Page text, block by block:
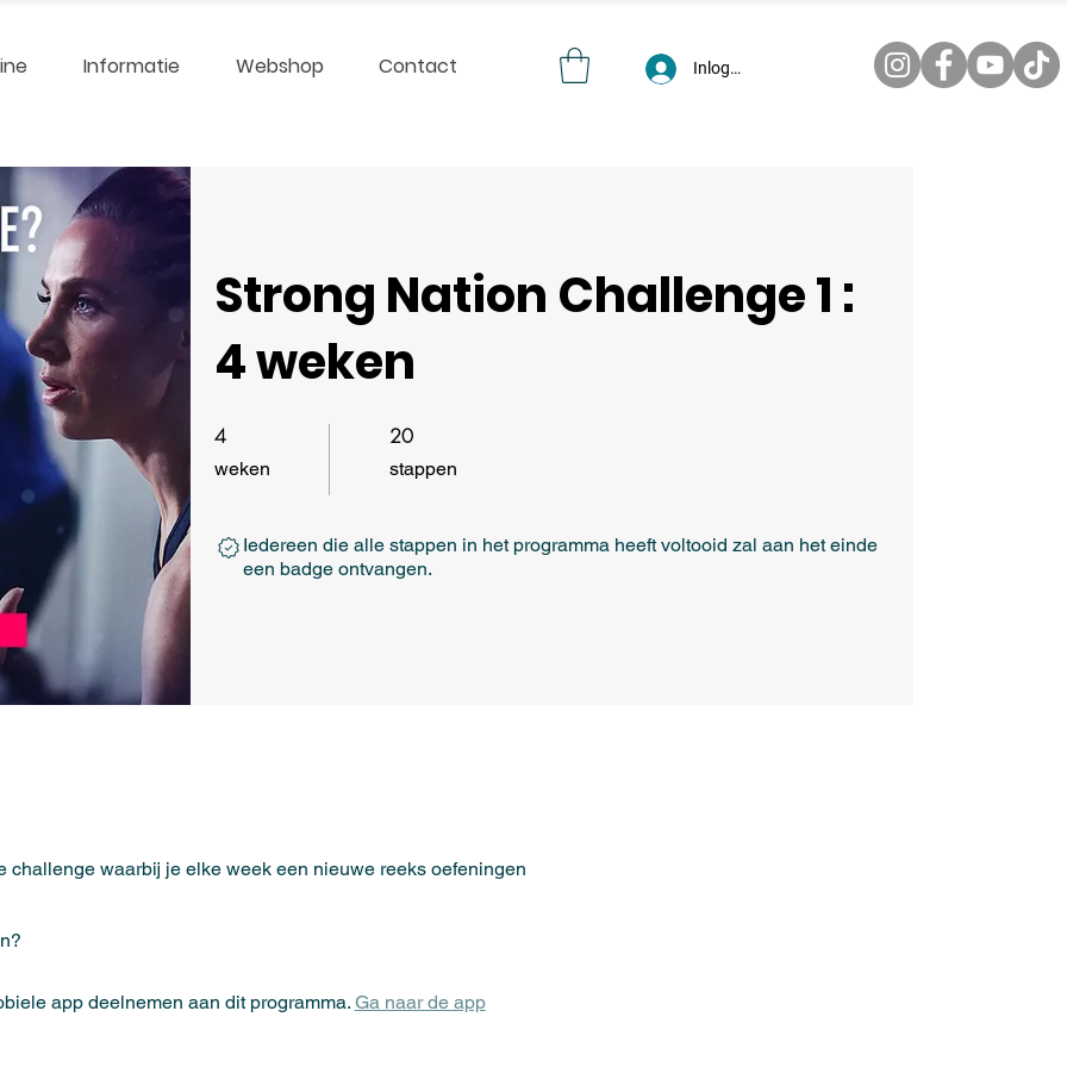
Informatie Webshop Contact Inloggen
Strong Nation Challenge 1 :
4 weken
4
weken
4 weken 20
stappen
20 stappen
Iedereen die alle stappen in het programma heeft voltooid zal aan het einde
een badge ontvangen.
challenge waarbij je elke week een nieuwe reeks oefeningen
app deelnemen aan dit programma. Ga naar de app